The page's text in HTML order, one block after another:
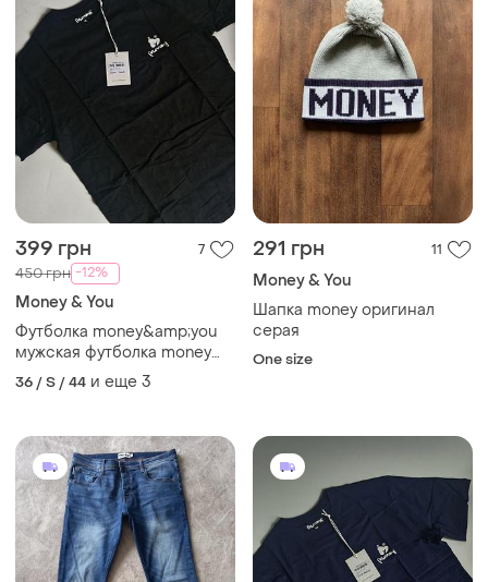
399 грн 7
450 грн -12%
Money & You
Футболка money&amp;you
мужская футболка money
хлопковая футболка
36 / S / 44 и еще 3
291 грн 11
Money & You
Шапка money оригинал
серая
One size